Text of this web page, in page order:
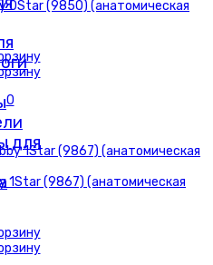
для
0Star (9850) (анатомическая
0
1Star (9867) (анатомическая